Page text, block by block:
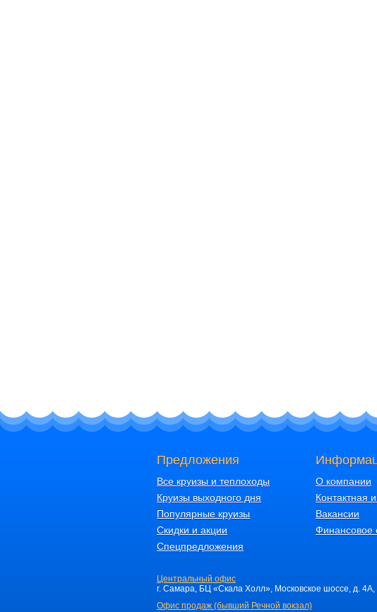
Предложения
Все круизы и теплоходы
Круизы выходного дня
Популярные круизы
Скидки и акции
Спецпредложения
О компании
Контактная
Вакансии
Финансовое
Центральный офис
г. Самара, БЦ «Скала Холл», Московское шоссе, д.
Офис продаж (бывший Речной вокзал)